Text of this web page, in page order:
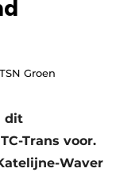
Groen
dit
Trans voor.
Waver